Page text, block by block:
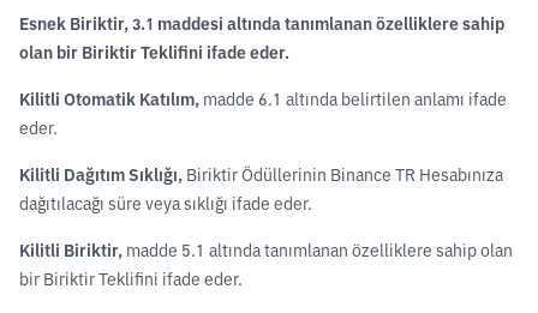
Esnek Biriktir,3.1 maddesi altında tanımlanan özelliklere sahip
olan bir Biriktir Teklifini ifade eder.
Kilitli Otomatik Katılım, madde 6.1 altında belirtilen anlamı ifade
eder.
Kilitli Dağıtım Sıklığı, Biriktir Ödüllerinin Binance TR Hesabınıza
dağıtılacağı süre veya sıklığı ifade eder.
Kilitli Biriktir, madde 5.1 altında tanımlanan özelliklere sahip olan
bir Biriktir Teklifini ifade eder.